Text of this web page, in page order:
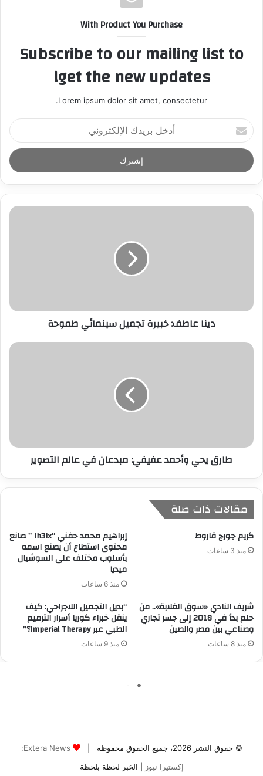
© حقوق النشر 2026، جميع الحقوق محفوظة |
Extera News:
إكستيرا نيوز
| الخبر لحظة بلحظة